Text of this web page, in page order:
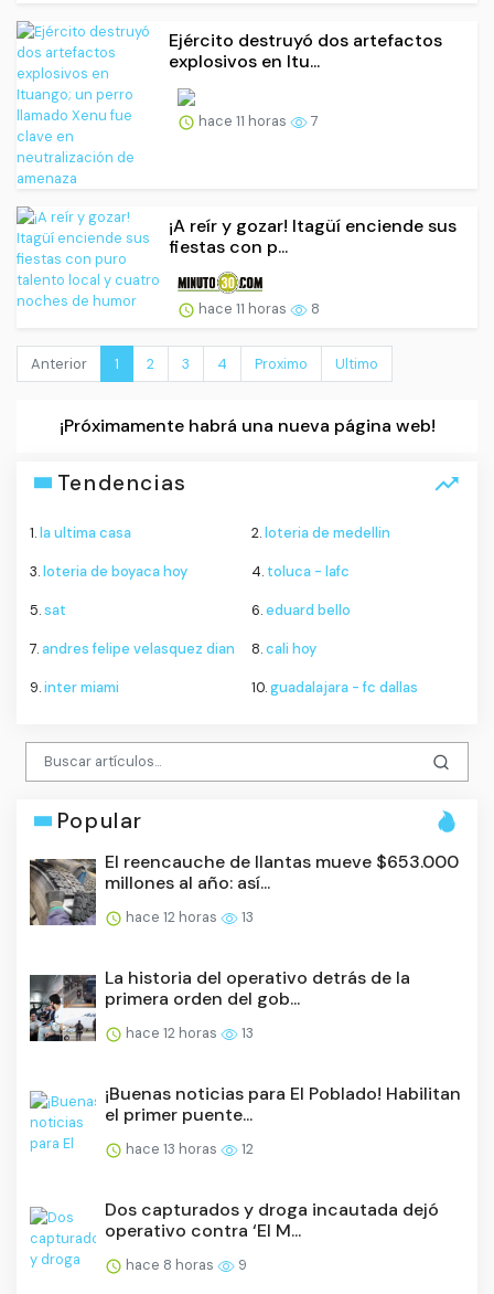
Ejército destruyó dos artefactos
explosivos en Itu...
hace 11 horas 7
¡A reír y gozar! Itagüí enciende sus
fiestas con p...
hace 11 horas 8
Anterior 1 2 3 4 Proximo Ultimo
¡Próximamente habrá una nueva página web!
Tendencias
1.la ultima casa 2.loteria de medellin
3.loteria de boyaca hoy 4. toluca - lafc
5.sat 6.eduard bello
7.andres felipe velasquez dian 8.cali hoy
9.inter miami 10.guadalajara - fc dallas
Popular
El reencauche de llantas mueve $653.000
millones al año: así...
hace 12 horas 13
La historia del operativo detrás de la
primera orden del gob...
hace 12 horas 13
¡Buenas noticias para El Poblado! Habilitan
el primer puente...
hace 13 horas 12
Dos capturados y droga incautada dejó
operativo contra ‘El M...
hace 8 horas 9